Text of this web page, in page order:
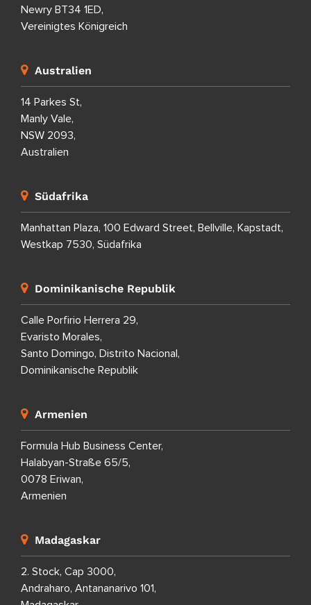
Newry BT34 1ED,
Vereinigtes Königreich
Australien
14 Parkes St,
Manly Vale,
NSW 2093,
Australien
Südafrika
Manhattan Plaza, 100 Edward Street, Bellville, Kapstadt,
Westkap 7530, Südafrika
Dominikanische Republik
Calle Porfirio Herrera 29,
Evaristo Morales,
Santo Domingo, Distrito Nacional,
Dominikanische Republik
Armenien
Formula Hub Business Center,
Halabyan-Straße 65/5,
0078 Eriwan,
Armenien
Madagaskar
2. Stock, Cap 3000,
Andraharo, Antananarivo 101,